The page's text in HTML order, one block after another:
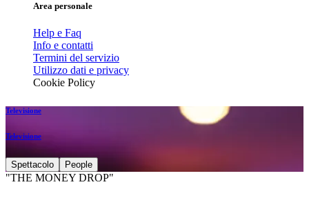
Area personale
Help e Faq
Info e contatti
Termini del servizio
Utilizzo dati e privacy
Cookie Policy
Televisione
Televisione
Spettacolo People
"THE MONEY DROP"